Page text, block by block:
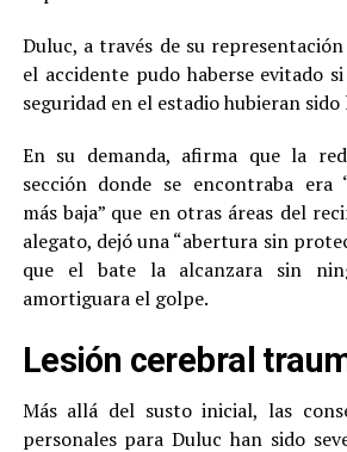
Duluc, a través de su
el accidente pudo haberse evitado
seguridad en el estadio hubieran sido
En su demanda, afirma que la
sección donde se encontraba era
más baja” que en otras áreas del
alegato, dejó una “abertura sin
que el bate la alcanzara sin
amortiguara el golpe.
Lesión cerebral
Más allá del susto inicial, las
personales para Duluc han sido